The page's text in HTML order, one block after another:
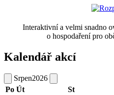
Interaktivní a velmi snadno
o hospodaření pro
Kalendář akcí
Srpen2026
Po Út St